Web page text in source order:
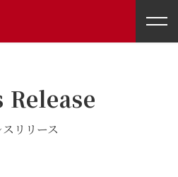
Release
スリリース